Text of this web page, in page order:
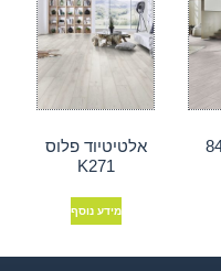
אלטיטיוד פלוס
K271
מידע נוסף